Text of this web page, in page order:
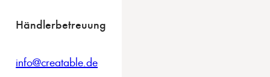
Händlerbetreuung
info@creatable.de